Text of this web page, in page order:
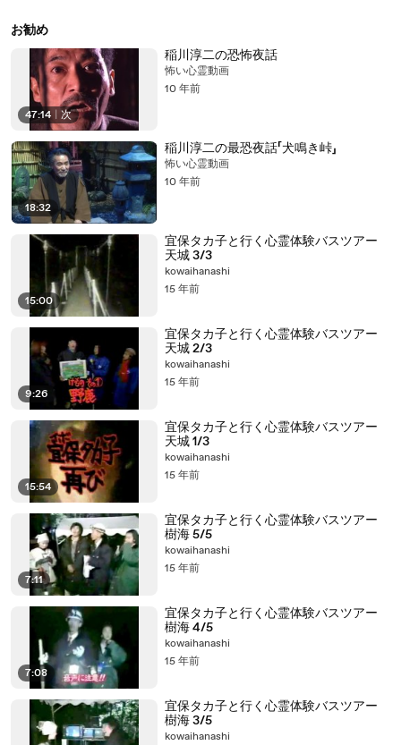
お勧め
47:14 次
稲川淳二の恐怖夜話
怖い心霊動画
10 年前
18:32
稲川淳二の最恐夜話「犬鳴き峠」
怖い心霊動画
10 年前
15:00
宜保タカ子と行く心霊体験バスツアー
天城 3/3
kowaihanashi
15 年前
9:26
宜保タカ子と行く心霊体験バスツアー
天城 2/3
kowaihanashi
15 年前
15:54
宜保タカ子と行く心霊体験バスツアー
天城 1/3
kowaihanashi
15 年前
7:11
宜保タカ子と行く心霊体験バスツアー
樹海 5/5
kowaihanashi
15 年前
7:08
宜保タカ子と行く心霊体験バスツアー
樹海 4/5
kowaihanashi
15 年前
宜保タカ子と行く心霊体験バスツアー
樹海 3/5
kowaihanashi